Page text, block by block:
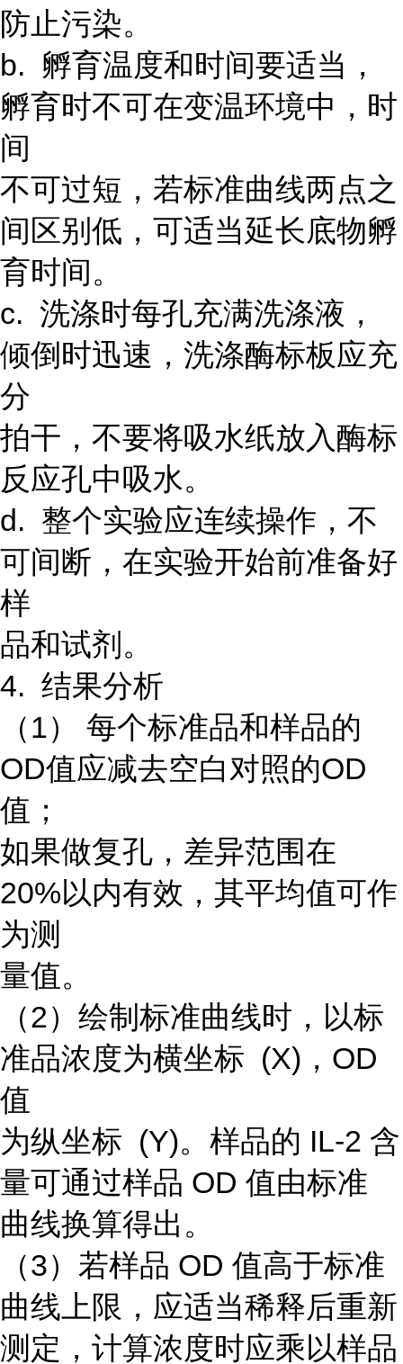
防止污染。
b. 孵育温度和时间要适当，
孵育时不可在变温环境中，时
间
不可过短，若标准曲线两点之
间区别低，可适当延长底物孵
育时间。
c. 洗涤时每孔充满洗涤液，
倾倒时迅速，洗涤酶标板应充
分
拍干，不要将吸水纸放入酶标
反应孔中吸水。
d. 整个实验应连续操作，不
可间断，在实验开始前准备好
样
品和试剂。
4. 结果分析
（1） 每个标准品和样品的
OD值应减去空白对照的OD
值；
如果做复孔，差异范围在
20%以内有效，其平均值可作
为测
量值。
（2）绘制标准曲线时，以标
准品浓度为横坐标 (X)，OD
值
为纵坐标 (Y)。样品的 IL-2 含
量可通过样品 OD 值由标准
曲线换算得出。
（3）若样品 OD 值高于标准
曲线上限，应适当稀释后重新
测定，计算浓度时应乘以样品